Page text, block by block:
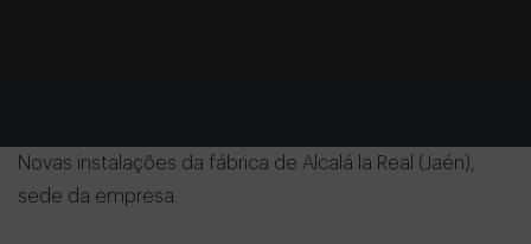
Novas instalações da fábrica de Alcalá la Real (Jaén),
sede da empresa.